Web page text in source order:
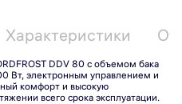
Характеристики
DDV 80 c объемом бака
Вт, электронным управлением и
комфорт и высокую
всего срока эксплуатации.